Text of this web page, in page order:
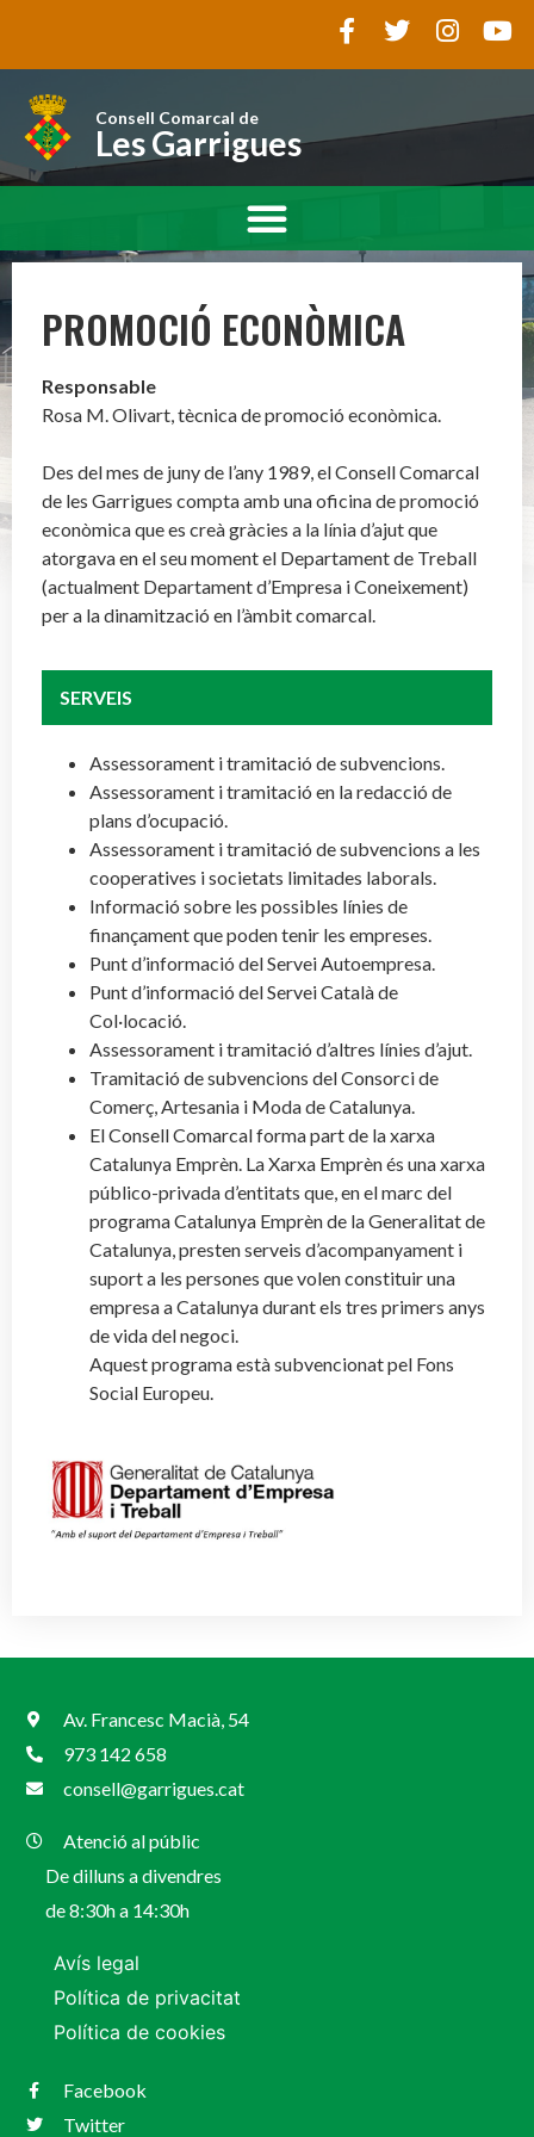
Consell Comarcal de
Les Garrigues
PROMOCIÓ ECONÒMICA
Responsable
Rosa M. Olivart, tècnica de promoció econòmica.
Des del mes de juny de l’any 1989, el Consell Comarcal
de les Garrigues compta amb una oficina de promoció
econòmica que es creà gràcies a la línia d’ajut que
atorgava en el seu moment el Departament de Treball
(actualment Departament d’Empresa i Coneixement)
per a la dinamització en l’àmbit comarcal.
SERVEIS
Assessorament i tramitació de subvencions.
Assessorament i tramitació en la redacció de
plans d’ocupació.
Assessorament i tramitació de subvencions a les
cooperatives i societats limitades laborals.
Informació sobre les possibles línies de
finançament que poden tenir les empreses.
Punt d’informació del Servei Autoempresa.
Punt d’informació del Servei Català de
Col·locació.
Assessorament i tramitació d’altres línies d’ajut.
Tramitació de subvencions del Consorci de
Comerç, Artesania i Moda de Catalunya.
El Consell Comarcal forma part de la xarxa
Catalunya Emprèn. La Xarxa Emprèn és una xarxa
público-privada d’entitats que, en el marc del
programa Catalunya Emprèn de la Generalitat de
Catalunya, presten serveis d’acompanyament i
suport a les persones que volen constituir una
empresa a Catalunya durant els tres primers anys
de vida del negoci.
Aquest programa està subvencionat pel Fons
Social Europeu.
Av. Francesc Macià, 54
973 142 658
consell@garrigues.cat
Atenció al públic
De dilluns a divendres
de 8:30h a 14:30h
Avís legal
Política de privacitat
Política de cookies
Facebook
Twitter